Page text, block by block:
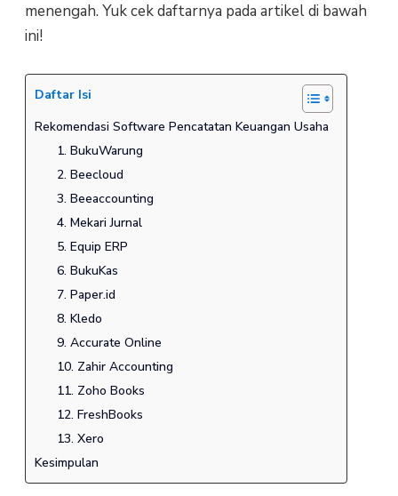
menengah. Yuk cek daftarnya pada artikel di bawah
ini!
Daftar Isi
Rekomendasi Software Pencatatan Keuangan Usaha
1. BukuWarung
2. Beecloud
3. Beeaccounting
4. Mekari Jurnal
5. Equip ERP
6. BukuKas
7. Paper.id
8. Kledo
9. Accurate Online
10. Zahir Accounting
11. Zoho Books
12. FreshBooks
13. Xero
Kesimpulan